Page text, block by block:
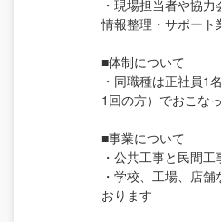
・現場担当者や協
情報整理・サポート
■体制について
・同職種は正社員1
1回の方）でおこな
■事業について
・公共工事と民間
・学校、工場、店
おります